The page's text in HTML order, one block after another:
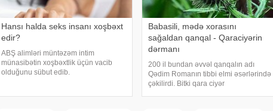
Hansı halda seks insanı xoşbəxt
edir?
ABŞ alimləri müntəzəm intim
münasibətin xoşbəxtlik üçün vacib
olduğunu sübut edib.
Babasili, mədə xorasını
sağaldan qanqal - Qaraciyərin
dərmanı
200 il bundan əvvəl qanqalın adı
Qədim Romanın tibbi elmi əsərlərində
çəkilirdi. Bitki qara ciyər